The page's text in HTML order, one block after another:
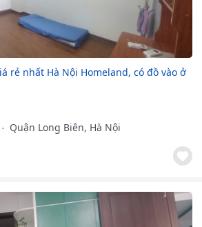
rẻ nhất Hà Nội Homeland, có đồ vào ở
Quận Long Biên, Hà Nội